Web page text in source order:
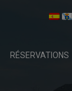
RÉSERVATIONS